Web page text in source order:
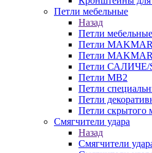
Петли мебельные
Назад
Петли мебельные
Петли
Петли
Петли САЛИЧЕ/
Петли MB2
Петли
Петли
Петли скрытого
Смягчители удара
Назад
Смягчители